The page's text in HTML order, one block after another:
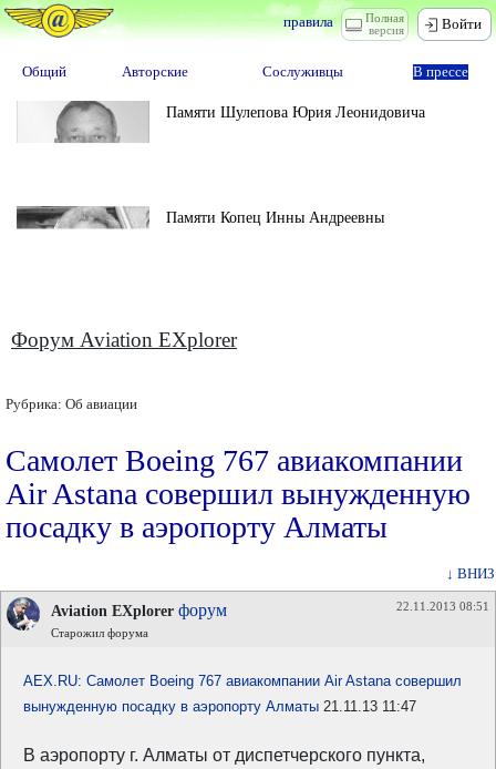
Полная
версия
правила Войти
Общий Авторские Сослуживцы В прессе
Памяти Шулепова Юрия Леонидовича
Памяти Копец Инны Андреевны
Форум Aviation EXplorer
Рубрика: Об авиации
Самолет Boeing 767 авиакомпании
Air Astana совершил вынужденную
посадку в аэропорту Алматы
↓ ВНИЗ
Aviation EXplorer форум
Старожил форума
22.11.2013 08:51
AEX.RU: Самолет Boeing 767 авиакомпании Air Astana совершил
вынужденную посадку в аэропорту Алматы 21.11.13 11:47
В аэропорту г. Алматы от диспетчерского пункта,